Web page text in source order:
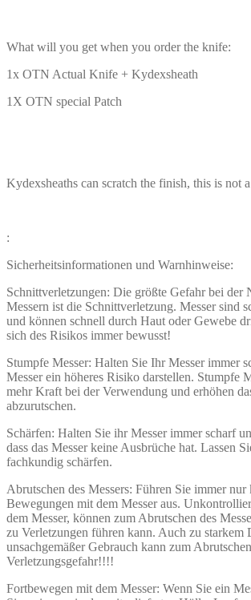
What will you get when you order the knife:
1x OTN Actual Knife + Kydexsheath
1X OTN special Patch
Kydexsheaths can scratch the finish, this is not
:
Sicherheitsinformationen und Warnhinweise:
Schnittverletzungen: Die größte Gefahr bei der
Messern ist die Schnittverletzung. Messer sind
und können schnell durch Haut oder Gewebe
sich des Risikos immer bewusst!
Stumpfe Messer: Halten Sie Ihr Messer immer
Messer ein höheres Risiko darstellen. Stumpfe
mehr Kraft bei der Verwendung und erhöhen
abzurutschen.
Schärfen: Halten Sie ihr Messer immer scharf
dass das Messer keine Ausbrüche hat. Lassen
fachkundig schärfen.
Abrutschen des Messers: Führen Sie immer
Bewegungen mit dem Messer aus.
dem Messer, können zum Abrutschen des
zu Verletzungen führen kann. Auch zu starkem
unsachgemäßer Gebrauch kann zum
Verletzungsgefahr!!!!
Fortbewegen mit dem Messer: Wenn Sie ein